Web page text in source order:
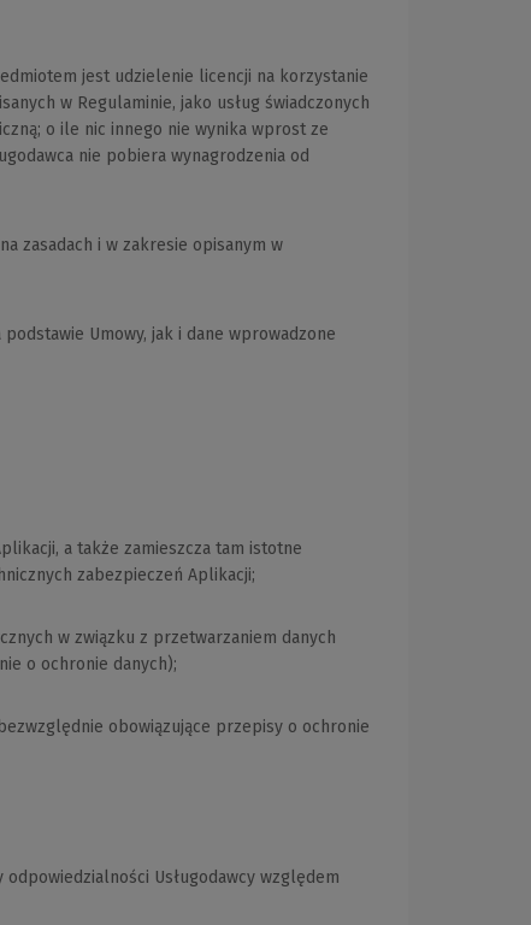
jest udzielenie licencji na korzystanie
w Regulaminie, jako usług świadczonych
o ile nic innego nie wynika wprost ze
nie pobiera wynagrodzenia od
zasadach i w zakresie opisanym w
Umowy, jak i dane wprowadzone
a także zamieszcza tam istotne
zabezpieczeń Aplikacji;
w związku z przetwarzaniem danych
o ochronie danych);
obowiązujące przepisy o ochronie
Usługodawcy względem